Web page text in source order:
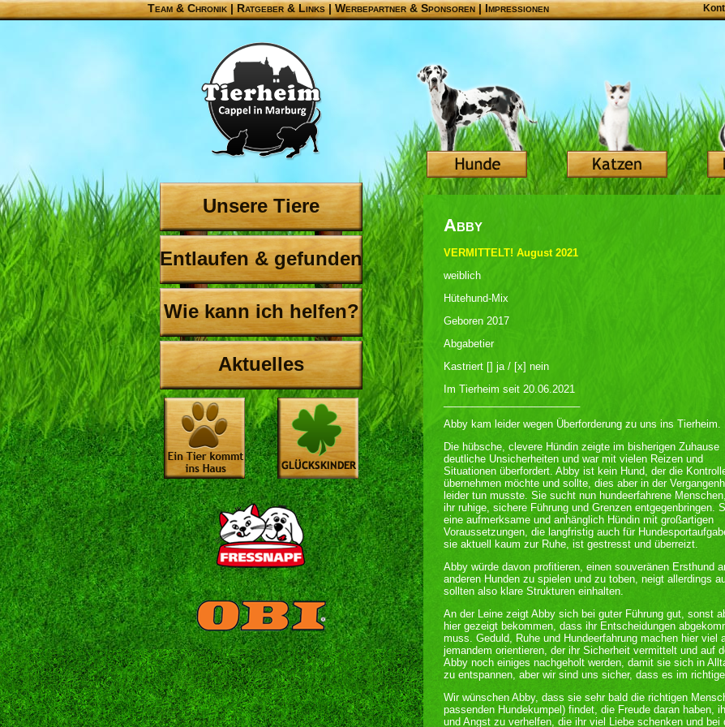
Team & Chronik |Ratgeber & Links|Werbepartner & Sponsoren|Impressionen
Unsere Tiere
Entlaufen & gefunden
Wie kann ich helfen?
Aktuelles
Abby
VERMITTELT! August 2021
weiblich
Hütehund-Mix
Geboren 2017
Abgabetier
Kastriert [] ja / [x] nein
Im Tierheim seit 20.06.2021
Abby kam leider wegen Überforderung zu uns ins Tierheim.
Die hübsche, clevere Hündin zeigte im bisherigen Zuhause
deutliche Unsicherheiten und war mit vielen Reizen und
Situationen überfordert. Abby ist kein Hund, der die
übernehmen möchte und sollte, dies aber in der
leider tun musste. Sie sucht nun hundeerfahrene
ihr ruhige, sichere Führung und Grenzen entgegenbringen.
eine aufmerksame und anhänglich Hündin mit großartigen
Voraussetzungen, die langfristig auch für
sie aktuell kaum zur Ruhe, ist gestresst und überreizt.
Abby würde davon profitieren, einen souveränen Ersthund
anderen Hunden zu spielen und zu toben, neigt allerdings
sollten also klare Strukturen einhalten.
An der Leine zeigt Abby sich bei guter Führung gut, sonst
hier gezeigt bekommen, dass ihr Entscheidungen
muss. Geduld, Ruhe und Hundeerfahrung machen hier
jemandem orientieren, der ihr Sicherheit vermittelt und auf
Abby noch einiges nachgeholt werden, damit sie sich in
zu entspannen, aber wir sind uns sicher, dass es im
Wir wünschen Abby, dass sie sehr bald die richtigen
passenden Hundekumpel) findet, die Freude daran haben,
und Angst zu verhelfen, die ihr viel Liebe schenken und